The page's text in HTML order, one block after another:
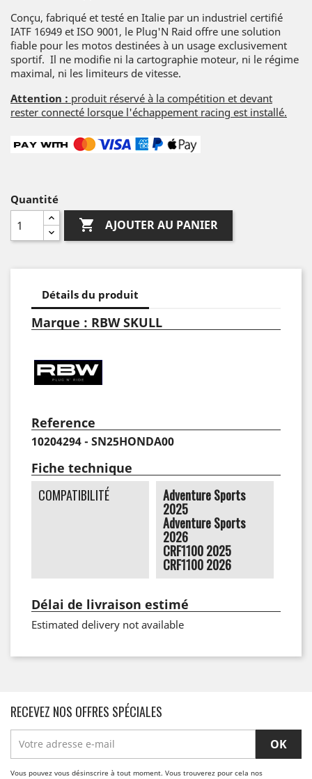
Conçu, fabriqué et testé en Italie par un industriel certifié
IATF 16949 et ISO 9001, le Plug'N Raid offre une solution
fiable pour les motos destinées à un usage exclusivement
sportif. Il ne modifie ni la cartographie moteur, ni le régime
maximal, ni les limiteurs de vitesse.
Attention : produit réservé à la compétition et devant
rester connecté lorsque l'échappement racing est installé.
Quantité
 AJOUTER AU PANIER
Détails du produit
Marque : RBW SKULL
Reference
10204294 - SN25HONDA00
Fiche technique
COMPATIBILITÉ Adventure Sports
2025
Adventure Sports
2026
CRF1100 2025
CRF1100 2026
Délai de livraison estimé
Estimated delivery not available
RECEVEZ NOS OFFRES SPÉCIALES
Vous pouvez vous désinscrire à tout moment. Vous trouverez pour cela nos